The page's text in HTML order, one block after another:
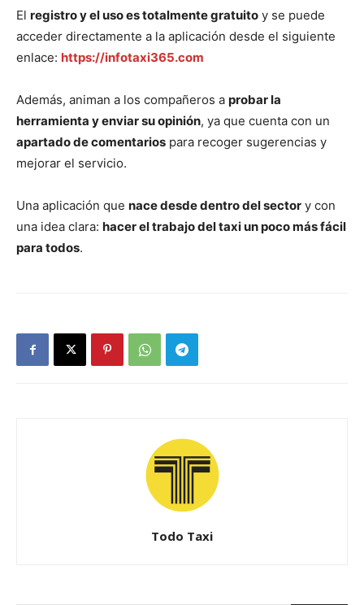
El registro y el uso es totalmente gratuito y se puede
acceder directamente a la aplicación desde el siguiente
enlace: https://infotaxi365.com
Además, animan a los compañeros a probar la
herramienta y enviar su opinión, ya que cuenta con un
apartado de comentarios para recoger sugerencias y
mejorar el servicio.
Una aplicación que nace desde dentro del sector y con
una idea clara: hacer el trabajo del taxi un poco más fácil
para todos.
Todo Taxi